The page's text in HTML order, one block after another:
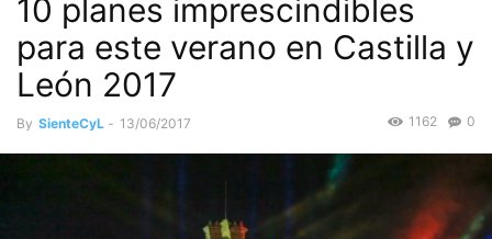
10 planes imprescindibles
para este verano en Castilla y
León 2017
By SienteCyL - 13/06/2017 0
1162